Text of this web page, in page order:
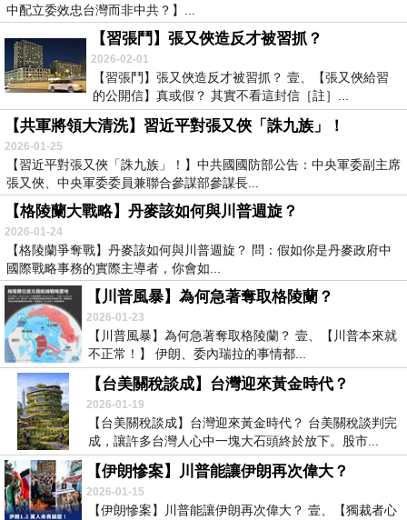
中配立委效忠台灣而非中共？】...
【習張鬥】張又俠造反才被習抓？
2026-02-01
【習張鬥】張又俠造反才被習抓？ 壹、【張又俠給習
的公開信】真或假？ 其實不看這封信［註］...
【共軍將領大清洗】習近平對張又俠「誅九族」！
2026-01-25
【習近平對張又俠「誅九族」！】中共國國防部公告：中央軍委副主席
張又俠、中央軍委委員兼聯合參謀部參謀長...
【格陵蘭大戰略】丹麥該如何與川普週旋？
2026-01-24
【格陵蘭爭奪戰】丹麥該如何與川普週旋？ 問：假如你是丹麥政府中
國際戰略事務的實際主導者，你會如...
【川普風暴】為何急著奪取格陵蘭？
2026-01-23
【川普風暴】為何急著奪取格陵蘭？ 壹、【川普本來就
不正常！】 伊朗、委內瑞拉的事情都...
【台美關稅談成】台灣迎來黃金時代？
2026-01-19
【台美關稅談成】台灣迎來黃金時代？ 台美關稅談判完
成，讓許多台灣人心中一塊大石頭終於放下。股市...
【伊朗慘案】川普能讓伊朗再次偉大？
2026-01-15
【伊朗慘案】川普能讓伊朗再次偉大？ 壹、【獨裁者心